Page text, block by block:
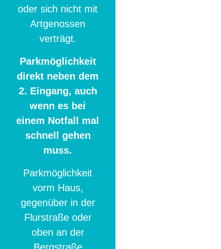
oder sich nicht mit
Artgenossen
verträgt.
Parkmöglichkeit
direkt neben dem
2. Eingang, auch
wenn es bei
einem Notfall mal
schnell gehen
muss.
Parkmöglichkeit
vorm Haus,
gegenüber in der
Flurstraße oder
oben an der